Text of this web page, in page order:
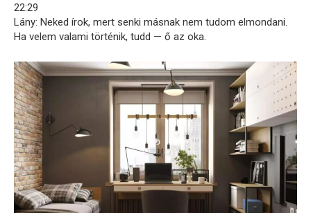
22:29
Lány: Neked írok, mert senki másnak nem tudom elmondani.
Ha velem valami történik, tudd — ő az oka.